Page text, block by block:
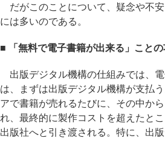
だがこのことについて、疑念や不
には多いのである。
■ 「無料で電子書籍が出来る」ことの
出版デジタル機構の仕組みでは、
は、まずは出版デジタル機構が支払
アで書籍が売れるたびに、その中か
れ、最終的に製作コストを超えたと
出版社へと引き渡される。特に、出